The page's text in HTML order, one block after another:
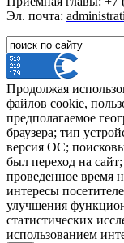
Эл. почта:
Продолжая
файлов cookie,
предполагаемое
браузера; тип
версия ОС;
был переход на
проведенное время
интересы
улучшения
статистических
использованием